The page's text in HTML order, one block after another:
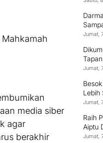
media siber
agar
berakhir
Jumat,
Jumat,
Lebih
Jumat,
Raih
Aiptu
Terus
Jumat,